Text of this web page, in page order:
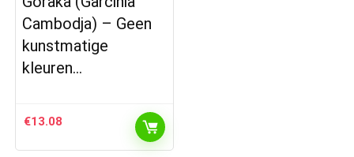
Cambodja) – Geen
kunstmatige
kleuren…
€13.08